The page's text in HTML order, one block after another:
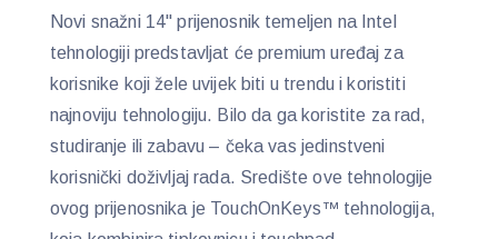
Novi snažni 14" prijenosnik temeljen na Intel
tehnologiji predstavljat će premium uređaj za
korisnike koji žele uvijek biti u trendu i koristiti
najnoviju tehnologiju. Bilo da ga koristite za rad,
studiranje ili zabavu – čeka vas jedinstveni
korisnički doživljaj rada. Središte ove tehnologije
ovog prijenosnika je TouchOnKeys™ tehnologija,